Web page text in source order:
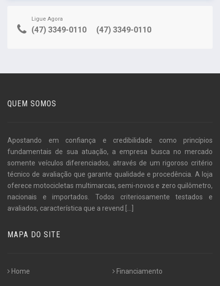
Ligue Agora
(47) 3349-0110 (47) 3349-0110
QUEM SOMOS
Apostando em confiança e credibilidade como princípios
fundamentais de sua atuação, a empresa busca no mercado
somente veículos diferenciados, através de um rigoroso critério
técnico de avaliação que garante qualidade e procedência. A loja
oferece motocicletas multimarcas, semi-novos e zero quilômetro,
nacionais e importados. Todos criteriosamente testados e
avaliados, característica que a revend [...]
MAPA DO SITE
Home Financiamento